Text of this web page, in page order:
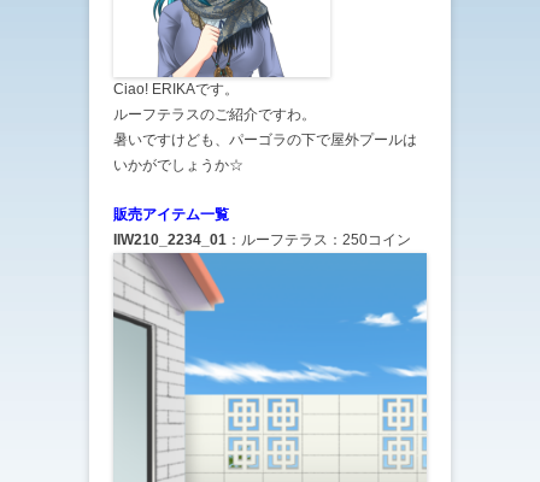
Ciao! ERIKAです。
ルーフテラスのご紹介ですわ。
暑いですけども、パーゴラの下で屋外プールは
いかがでしょうか☆
販売アイテム一覧
IIW210_2234_01 ：ルーフテラス：250コイン